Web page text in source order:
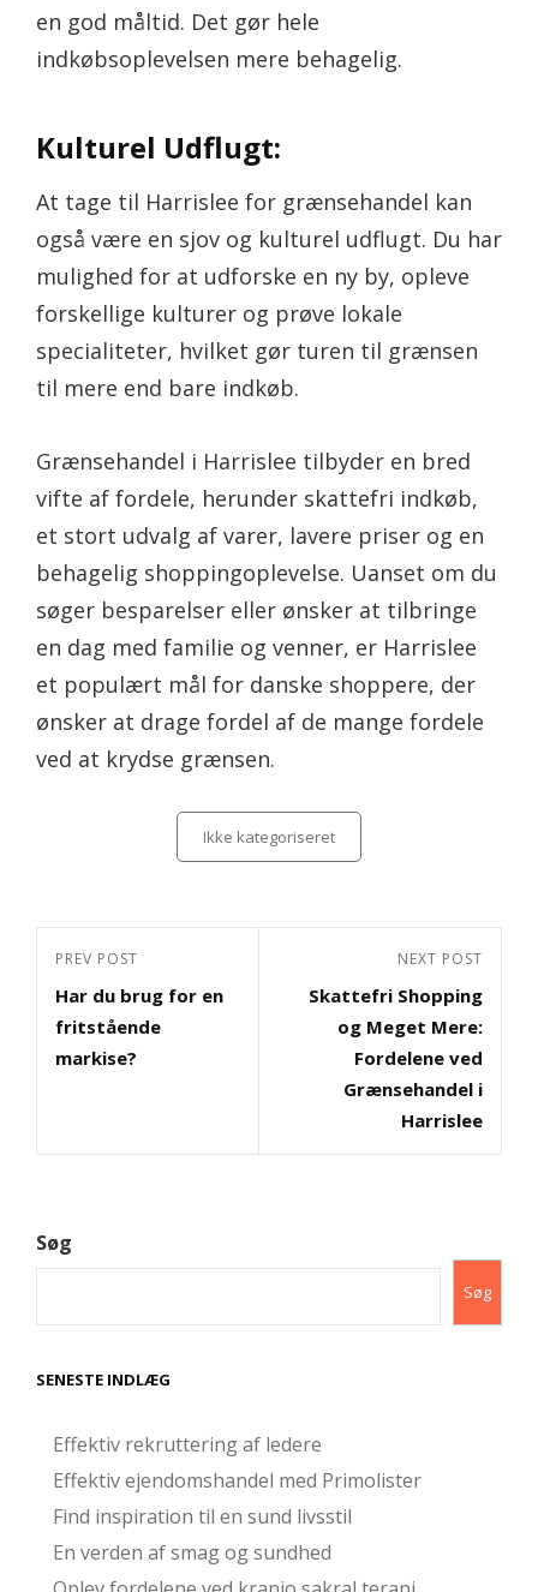
en god måltid. Det gør hele
indkøbsoplevelsen mere behagelig.
Kulturel Udflugt:
At tage til Harrislee for grænsehandel kan
også være en sjov og kulturel udflugt. Du har
mulighed for at udforske en ny by, opleve
forskellige kulturer og prøve lokale
specialiteter, hvilket gør turen til grænsen
til mere end bare indkøb.
Grænsehandel i Harrislee tilbyder en bred
vifte af fordele, herunder skattefri indkøb,
et stort udvalg af varer, lavere priser og en
behagelig shoppingoplevelse. Uanset om du
søger besparelser eller ønsker at tilbringe
en dag med familie og venner, er Harrislee
et populært mål for danske shoppere, der
ønsker at drage fordel af de mange fordele
ved at krydse grænsen.
Categories
Ikke kategoriseret
Indlægsnavigation
Previous
Post
PREV POST
Har du brug for en
fritstående
markise?
Post
NEXT POST
Skattefri Shopping
og Meget Mere:
Fordelene ved
Grænsehandel i
Harrislee
Søg
Søg
SENESTE INDLÆG
Effektiv rekruttering af ledere
Effektiv ejendomshandel med Primolister
Find inspiration til en sund livsstil
En verden af smag og sundhed